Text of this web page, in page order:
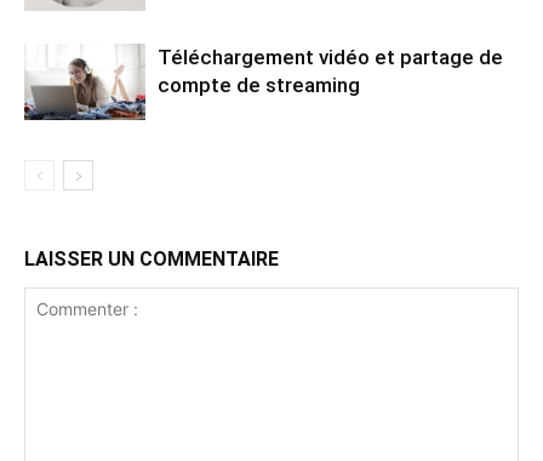
Téléchargement vidéo et partage de
compte de streaming
LAISSER UN COMMENTAIRE